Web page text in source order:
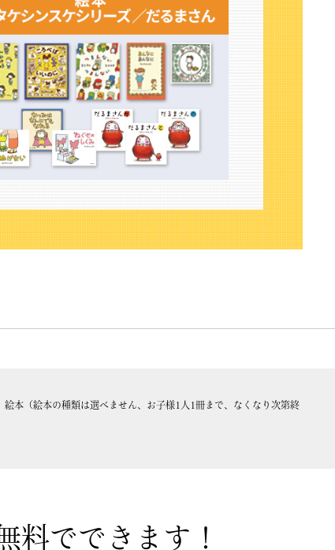
本（絵本の種類は選べません、お子様1人1冊まで、なくなり次第終
料でできます！